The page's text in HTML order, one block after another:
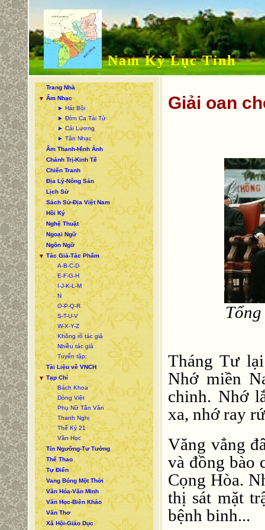
Nam Kỳ Lục Tỉnh
Trang Nhà
▼ Âm Nhạc
► Hát Bội
► Đờn Ca Tài Tử
► Cải Lương
► Tân Nhạc
Âm Thanh-Hình Ảnh
Chánh Trị-Kinh Tế
Chiến Tranh
Địa Lý-Nông Sản
Lịch Sử
Sách Sử-Địa Việt Nam
Hồi Ký
Nghệ Thuật
Ngoại Ngữ
Ngôn Ngữ
▼ Tác Giả-Tác Phẩm
A-B-C-D
E-F-G-H
I-J-K-L-M
N
O-P-Q-R
S-T-U-V
W-X-Y-Z
Không rõ tác giả
Nhiều tác giả
Tuyển tập:
Tài Liệu về VNCH
▼ Tạp Chí
Bách Khoa
Dòng Việt
Phụ Nữ Tân Văn
Thanh Nghị
Thế Kỷ 21
Văn Học
Tín Ngưỡng-Tư Tưởng
Thể Thao
Tự Điển
Vang Bóng Một Thời
Văn Hóa-Văn Minh
Văn Học-Biên Khảo
Văn Thơ
Xã Hội-Giáo Dục
Giải oan
Tháng Tư
Nhớ miền
chinh. Nhớ
xa, nhớ ray
Văng vẳng
và đồng bào
Cọng Hòa.
thị sát mặt
bệnh binh...